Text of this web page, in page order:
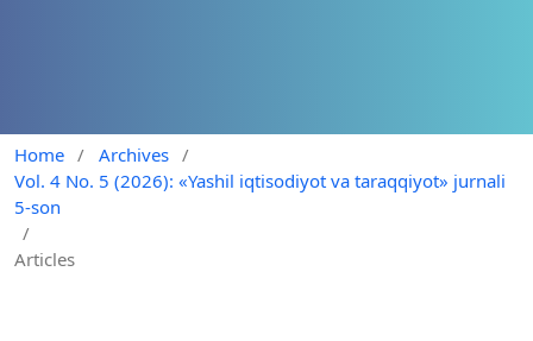
Home / Archives /
Vol. 4 No. 5 (2026): «Yashil iqtisodiyot va taraqqiyot» jurnali
5-son
/
Articles